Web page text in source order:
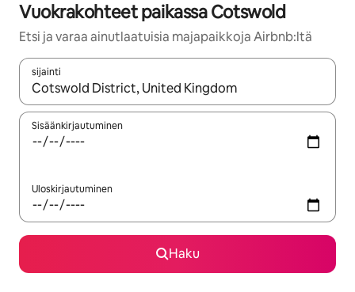
Vuokrakohteet paikassa Cotswold
Etsi ja varaa ainutlaatuisia majapaikkoja Airbnb:ltä
sijainti
Kun tulokset ovat saatavilla, navigoi ylös- ja alas-
Sisäänkirjautuminen
Uloskirjautuminen
Haku